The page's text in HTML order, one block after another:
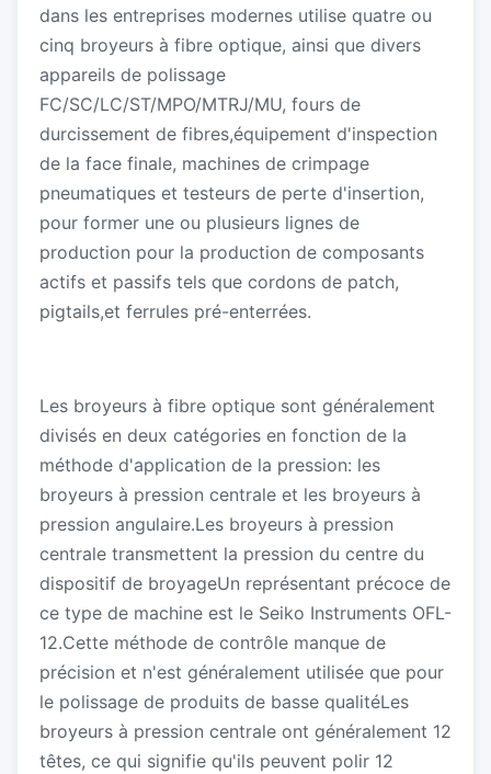
dans les entreprises modernes utilise quatre ou
cinq broyeurs à fibre optique, ainsi que divers
appareils de polissage
FC/SC/LC/ST/MPO/MTRJ/MU, fours de
durcissement de fibres,équipement d'inspection
de la face finale, machines de crimpage
pneumatiques et testeurs de perte d'insertion,
pour former une ou plusieurs lignes de
production pour la production de composants
actifs et passifs tels que cordons de patch,
pigtails,et ferrules pré-enterrées.
Les broyeurs à fibre optique sont généralement
divisés en deux catégories en fonction de la
méthode d'application de la pression: les
broyeurs à pression centrale et les broyeurs à
pression angulaire.Les broyeurs à pression
centrale transmettent la pression du centre du
dispositif de broyageUn représentant précoce de
ce type de machine est le Seiko Instruments OFL-
12.Cette méthode de contrôle manque de
précision et n'est généralement utilisée que pour
le polissage de produits de basse qualitéLes
broyeurs à pression centrale ont généralement 12
têtes, ce qui signifie qu'ils peuvent polir 12